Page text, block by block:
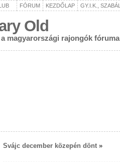
FÓRUM KEZDŐLAP GY.I.K.,
Old
magyarországi rajongók fóruma
Svájc december közepén dönt »